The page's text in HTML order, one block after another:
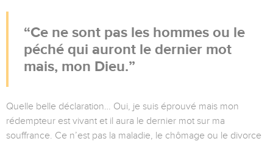
Ce ne sont pas les hommes ou le
péché qui auront le dernier mot
mais, mon Dieu.
Quelle belle déclaration… Oui, je suis éprouvé mais mon
rédempteur est vivant et il aura le dernier mot sur ma
souffrance. Ce n’est pas la maladie, le chômage ou le divorce